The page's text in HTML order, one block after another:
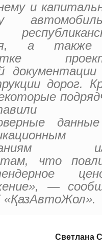
и
а
документации
дорог.
и/
что
—
Светлана